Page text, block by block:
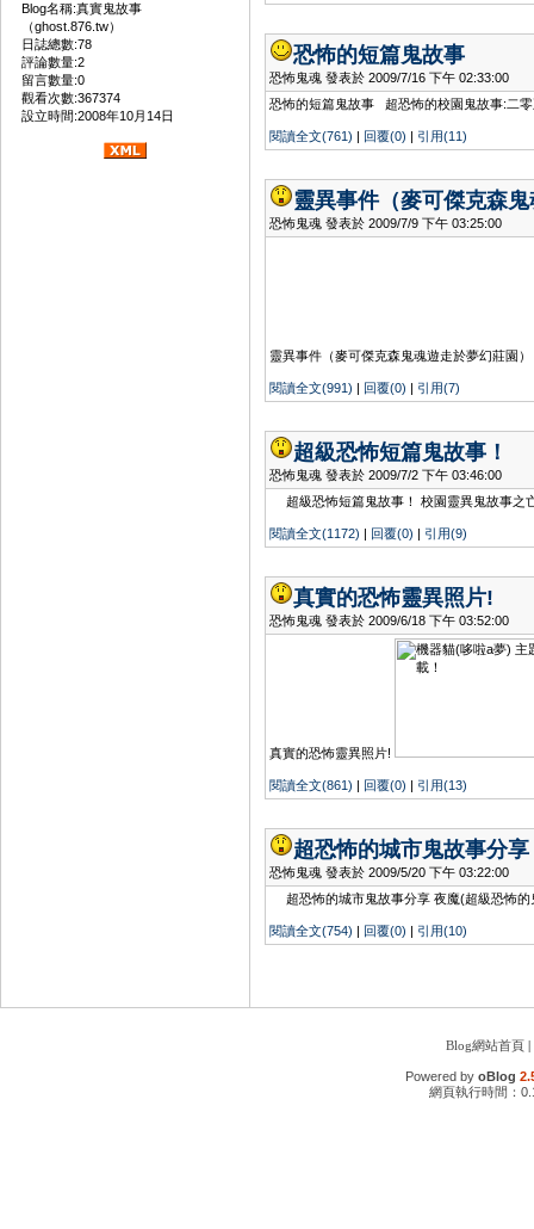
Blog名稱:真實鬼故事
（ghost.876.tw）
日誌總數:78
評論數量:2
留言數量:0
觀看次數:367374
設立時間:2008年10月14日
恐怖的短篇鬼故事
恐怖鬼魂 發表於 2009/7/16 下午 02:33:00
恐怖的短篇鬼故事 超恐怖的校園鬼故事:二
閱讀全文(761) | 回覆(0) | 引用(11)
靈異事件（麥可傑克森
恐怖鬼魂 發表於 2009/7/9 下午 03:25:00
靈異事件（麥可傑克森鬼魂遊走於夢幻莊園
閱讀全文(991) | 回覆(0) | 引用(7)
超級恐怖短篇鬼故事！
恐怖鬼魂 發表於 2009/7/2 下午 03:46:00
超級恐怖短篇鬼故事！ 校園靈異鬼故事之
閱讀全文(1172) | 回覆(0) | 引用(9)
真實的恐怖靈異照片!
恐怖鬼魂 發表於 2009/6/18 下午 03:52:00
真實的恐怖靈異照片!
閱讀全文(861) | 回覆(0) | 引用(13)
超恐怖的城市鬼故事分享
恐怖鬼魂 發表於 2009/5/20 下午 03:22:00
超恐怖的城市鬼故事分享 夜魔(超級恐怖的
閱讀全文(754) | 回覆(0) | 引用(10)
Blog網站首頁|
Powered by oBlog
網頁執行時間：